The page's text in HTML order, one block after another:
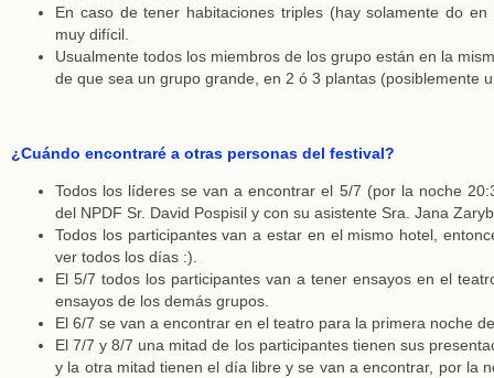
En caso de tener habitaciones triples (hay solamente do en
muy difícil.
Usualmente todos los miembros de los grupo están en la
de que sea un grupo grande, en 2 ó 3 plantas (posiblemente
¿Cuándo encontraré a otras personas del festival?
Todos los líderes se van a encontrar el 5/7 (por la noche
del NPDF Sr. David Pospisil y con su asistente Sra. Jana
Todos los participantes van a estar en el mismo hotel,
ver todos los días :).
El 5/7 todos los participantes van a tener ensayos en el
ensayos de los demás grupos.
El 6/7 se van a encontrar en el teatro para la primera noche
El 7/7 y 8/7 una mitad de los participantes tienen sus
y la otra mitad tienen el día libre y se van a encontrar, por la